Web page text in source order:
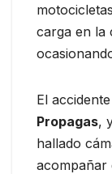
carga en la
El
Propagas,
hallado
acompañar